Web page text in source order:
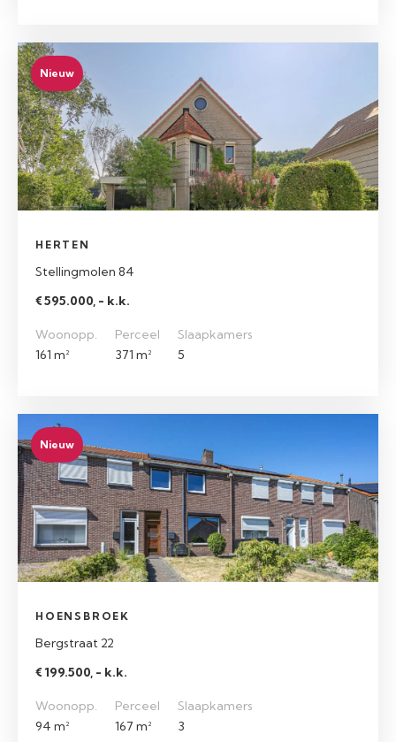
Nieuw
HERTEN
Stellingmolen 84
€ 595.000, - k.k.
Woonopp.
161 m²
Perceel
371 m²
Slaapkamers
5
Nieuw
HOENSBROEK
Bergstraat 22
€ 199.500, - k.k.
Woonopp.
94 m²
Perceel
167 m²
Slaapkamers
3